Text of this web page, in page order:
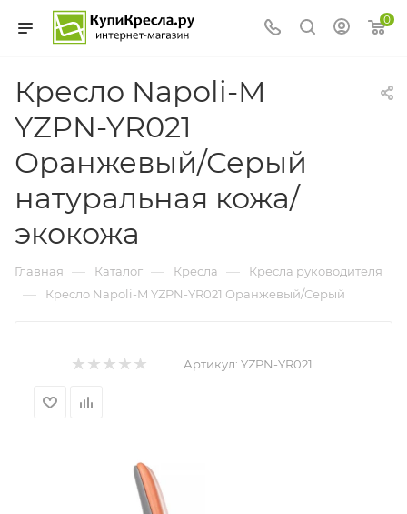
0
Кресло Napoli-M
YZPN-YR021
Оранжевый/Серый
натуральная кожа/
экокожа
Главная — Каталог — Кресла — Кресла руководителя
— Кресло Napoli-M YZPN-YR021 Оранжевый/Серый
Артикул: YZPN-YR021